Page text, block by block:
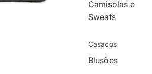
Camisolas e
Sweats
Casacos
Blusões